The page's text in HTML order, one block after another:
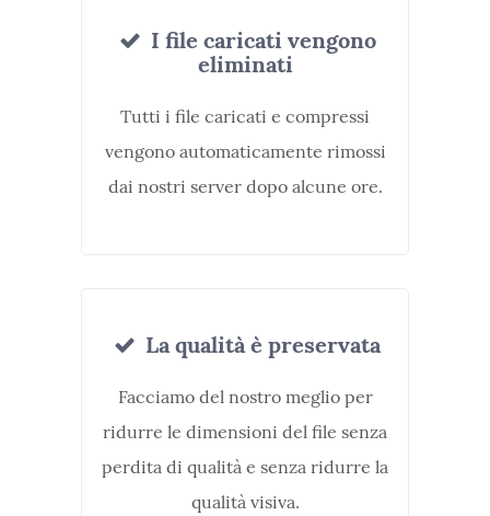
I file caricati vengono
eliminati
Tutti i file caricati e compressi
vengono automaticamente rimossi
dai nostri server dopo alcune ore.
La qualità è preservata
Facciamo del nostro meglio per
ridurre le dimensioni del file senza
perdita di qualità e senza ridurre la
qualità visiva.